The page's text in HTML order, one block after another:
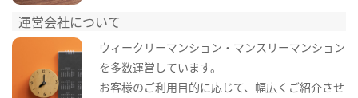
運営会社について
ウィークリーマンション・マンスリーマンション
を多数運営しています。
お客様のご利用目的に応じて、幅広くご紹介させ